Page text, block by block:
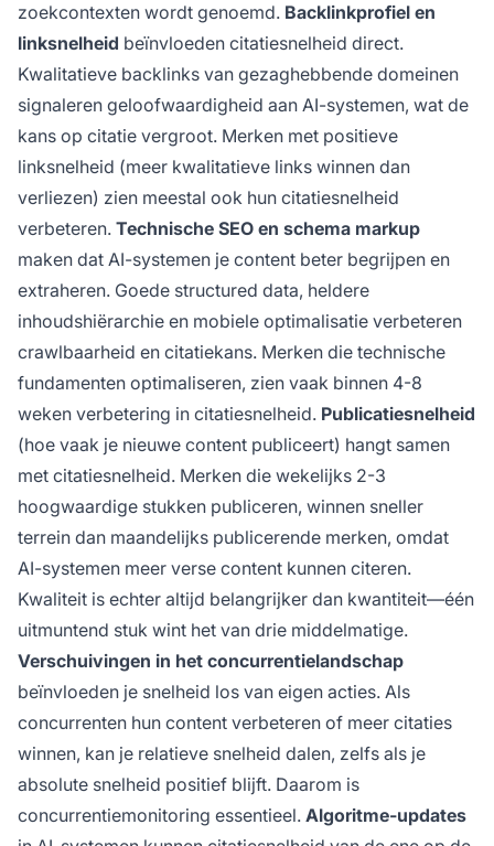
zoekcontexten wordt genoemd. Backlinkprofiel en
linksnelheid beïnvloeden citatiesnelheid direct.
Kwalitatieve backlinks van gezaghebbende domeinen
signaleren geloofwaardigheid aan AI-systemen, wat de
kans op citatie vergroot. Merken met positieve
linksnelheid (meer kwalitatieve links winnen dan
verliezen) zien meestal ook hun citatiesnelheid
verbeteren. Technische SEO en schema markup
maken dat AI-systemen je content beter begrijpen en
extraheren. Goede structured data, heldere
inhoudshiërarchie en mobiele optimalisatie verbeteren
crawlbaarheid en citatiekans. Merken die technische
fundamenten optimaliseren, zien vaak binnen 4-8
weken verbetering in citatiesnelheid. Publicatiesnelheid
(hoe vaak je nieuwe content publiceert) hangt samen
met citatiesnelheid. Merken die wekelijks 2-3
hoogwaardige stukken publiceren, winnen sneller
terrein dan maandelijks publicerende merken, omdat
AI-systemen meer verse content kunnen citeren.
Kwaliteit is echter altijd belangrijker dan kwantiteit—één
uitmuntend stuk wint het van drie middelmatige.
Verschuivingen in het concurrentielandschap
beïnvloeden je snelheid los van eigen acties. Als
concurrenten hun content verbeteren of meer citaties
winnen, kan je relatieve snelheid dalen, zelfs als je
absolute snelheid positief blijft. Daarom is
concurrentiemonitoring essentieel. Algoritme-updates